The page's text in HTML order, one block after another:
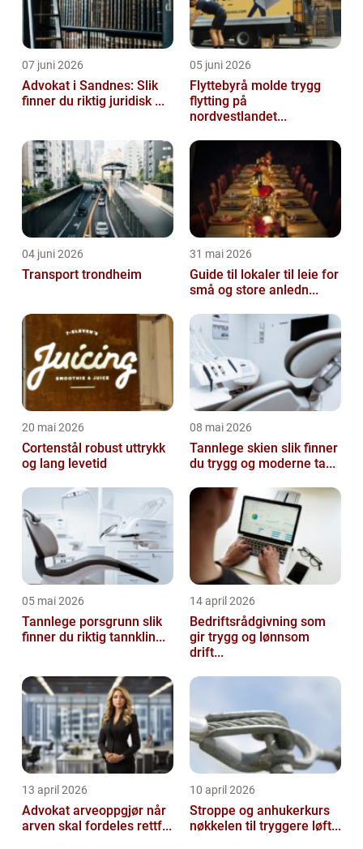
07 juni 2026
Advokat i Sandnes: Slik
finner du riktig juridisk ...
05 juni 2026
Flyttebyrå molde trygg
flytting på
nordvestlandet...
04 juni 2026
Transport trondheim
31 mai 2026
Guide til lokaler til leie for
små og store anledn...
20 mai 2026
Cortenstål robust uttrykk
og lang levetid
08 mai 2026
Tannlege skien slik finner
du trygg og moderne ta...
05 mai 2026
Tannlege porsgrunn slik
finner du riktig tannklin...
14 april 2026
Bedriftsrådgivning som
gir trygg og lønnsom
drift...
13 april 2026
Advokat arveoppgjør når
arven skal fordeles rettf...
10 april 2026
Stroppe og anhukerkurs
nøkkelen til tryggere løft...